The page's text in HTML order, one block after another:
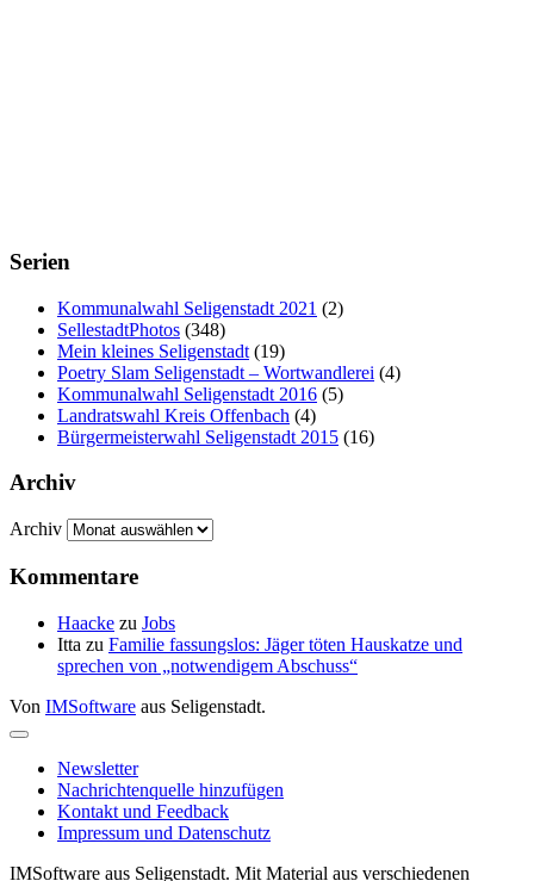
Serien
Kommunalwahl Seligenstadt 2021 (2)
SellestadtPhotos (348)
Mein kleines Seligenstadt (19)
Poetry Slam Seligenstadt – Wortwandlerei (4)
Kommunalwahl Seligenstadt 2016 (5)
Landratswahl Kreis Offenbach (4)
Bürgermeisterwahl Seligenstadt 2015 (16)
Archiv
Archiv
Kommentare
Haacke zu Jobs
Itta zu Familie fassungslos: Jäger töten Hauskatze und
sprechen von „notwendigem Abschuss“
Von IMSoftware aus Seligenstadt.
Newsletter
Nachrichtenquelle hinzufügen
Kontakt und Feedback
Impressum und Datenschutz
IMSoftware aus Seligenstadt. Mit Material aus verschiedenen